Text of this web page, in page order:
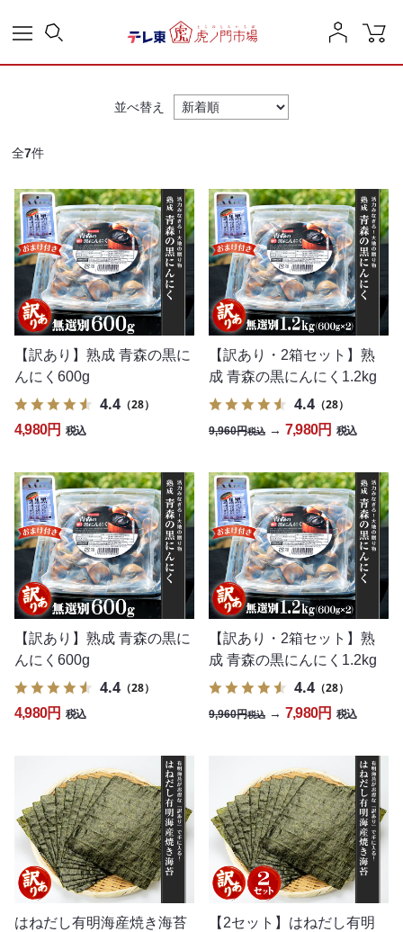
並べ替え
全7件
【訳あり】熟成 青森の黒に
んにく600g
4.4 （28）
4,980円 税込
【訳あり・2箱セット】熟
成 青森の黒にんにく1.2kg
4.4 （28）
9,960円税込 → 7,980円 税込
【訳あり】熟成 青森の黒に
んにく600g
4.4 （28）
4,980円 税込
【訳あり・2箱セット】熟
成 青森の黒にんにく1.2kg
4.4 （28）
9,960円税込 → 7,980円 税込
はねだし有明海産焼き海苔
【2セット】はねだし有明